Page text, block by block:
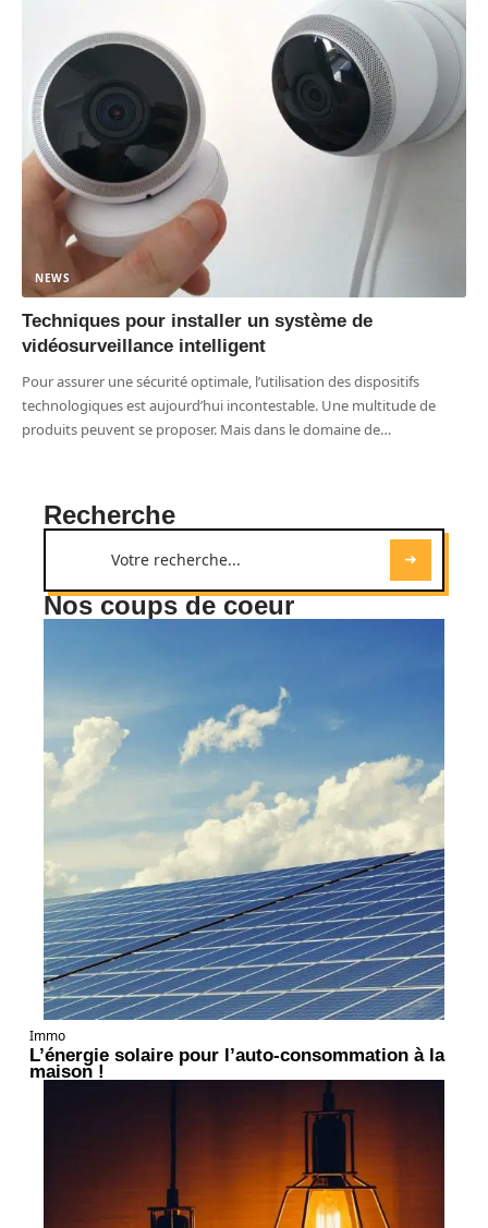
NEWS
Techniques pour installer un système de
vidéosurveillance intelligent
Pour assurer une sécurité optimale, l’utilisation des dispositifs
technologiques est aujourd’hui incontestable. Une multitude de
produits peuvent se proposer. Mais dans le domaine de…
Recherche
Nos coups de coeur
Immo
L’énergie solaire pour l’auto-consommation à la
maison !